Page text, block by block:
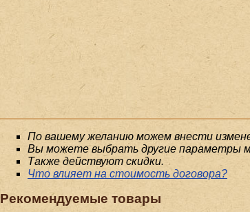
По вашему желанию можем внести
Вы можете выбрать другие параметры
Также действуют скидки.
Что влияет на стоимость договора?
Рекомендуемые товары